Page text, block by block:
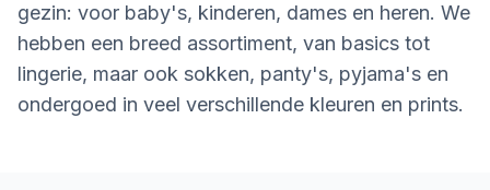
gezin: voor baby's, kinderen, dames en heren. We
hebben een breed assortiment, van basics tot
lingerie, maar ook sokken, panty's, pyjama's en
ondergoed in veel verschillende kleuren en prints.